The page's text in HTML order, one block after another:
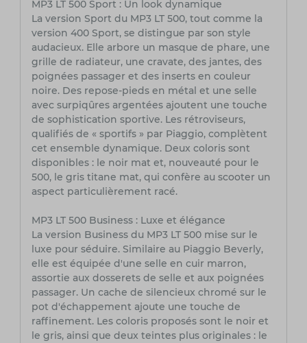
MP3 LT 500 Sport : Un look dynamique
La version Sport du MP3 LT 500, tout comme la
version 400 Sport, se distingue par son style
audacieux. Elle arbore un masque de phare, une
grille de radiateur, une cravate, des jantes, des
poignées passager et des inserts en couleur
noire. Des repose-pieds en métal et une selle
avec surpiqûres argentées ajoutent une touche
de sophistication sportive. Les rétroviseurs,
qualifiés de « sportifs » par Piaggio, complètent
cet ensemble dynamique. Deux coloris sont
disponibles : le noir mat et, nouveauté pour le
500, le gris titane mat, qui confère au scooter un
aspect particulièrement racé.
MP3 LT 500 Business : Luxe et élégance
La version Business du MP3 LT 500 mise sur le
luxe pour séduire. Similaire au Piaggio Beverly,
elle est équipée d'une selle en cuir marron,
assortie aux dosserets de selle et aux poignées
passager. Un cache de silencieux chromé sur le
pot d'échappement ajoute une touche de
raffinement. Les coloris proposés sont le noir et
le gris, ainsi que deux teintes plus originales : le